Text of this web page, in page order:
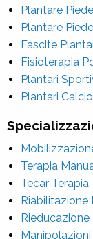
Plantare
Plantare
Fascite
Fisioterapia
Plantari
Plantari Calcio
Terapia
Tecar Terapia
Riabilitazione
Rieducazione
Manipolazioni